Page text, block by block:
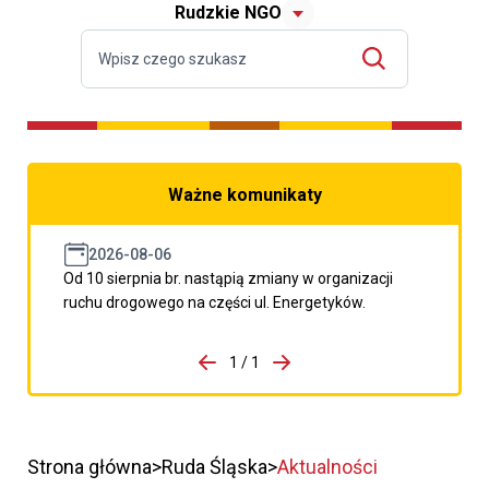
Rudzkie NGO
Ważne komunikaty
2026-08-06
Od 10 sierpnia br. nastąpią zmiany w organizacji
ruchu drogowego na części ul. Energetyków.
porzpedniego komunikatu
1 / 1
Przejdź do następnego
Strona główna Ruda Śląska Aktualności